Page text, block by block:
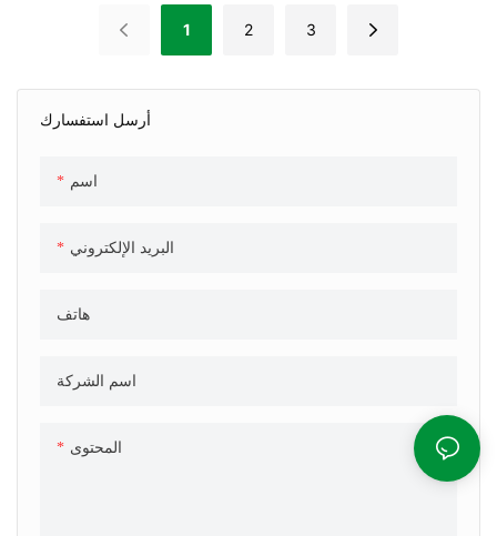
أرسل استفسارك
اسم
البريد الإلكتروني
هاتف
اسم الشركة
المحتوى
1 2 3